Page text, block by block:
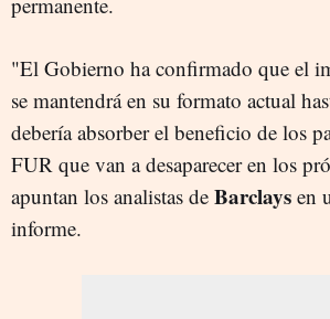
"El Gobierno ha confirmado que el
se mantendrá en su formato actual
debería absorber el beneficio de los
FUR que van a desaparecer en los
apuntan los analistas de Barclays en
informe.